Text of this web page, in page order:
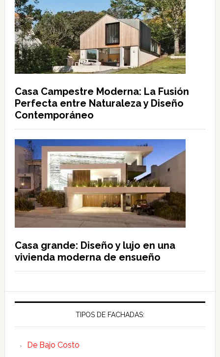
Casa Campestre Moderna: La Fusión
Perfecta entre Naturaleza y Diseño
Contemporáneo
Casa grande: Diseño y lujo en una
vivienda moderna de ensueño
TIPOS DE FACHADAS:
De Bajo Costo